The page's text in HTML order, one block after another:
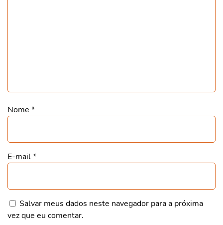
Nome *
E-mail*
Salvar meus dados neste navegador para a próxima
vez que eu comentar.